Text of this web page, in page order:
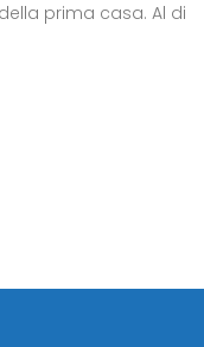
prima casa. Al di
le ragioni di
di